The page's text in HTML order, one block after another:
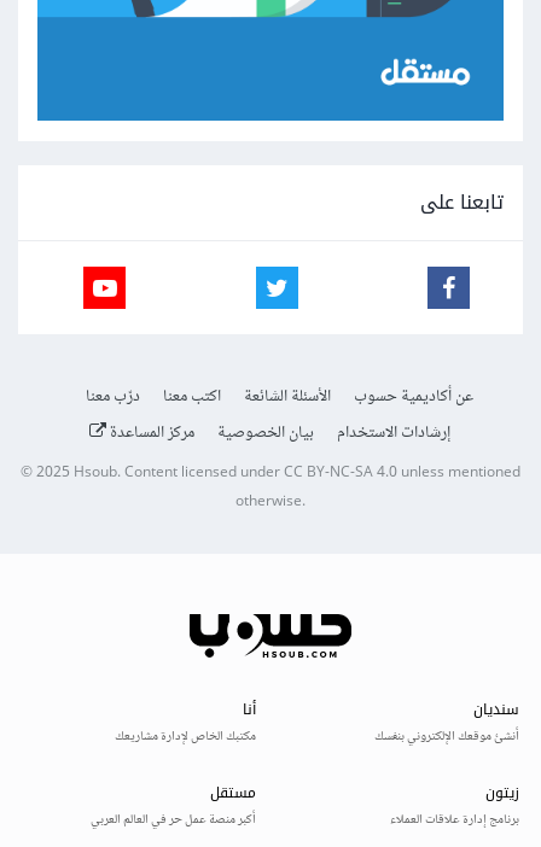
تابعنا على
عن أكاديمية حسوب الأسئلة الشائعة اكتب معنا
درّب معنا
إرشادات الاستخدام
بيان الخصوصية مركز المساعدة
© 2025Hsoub.Content licensed underCC BY-NC-SA 4.0unless mentioned
otherwise.